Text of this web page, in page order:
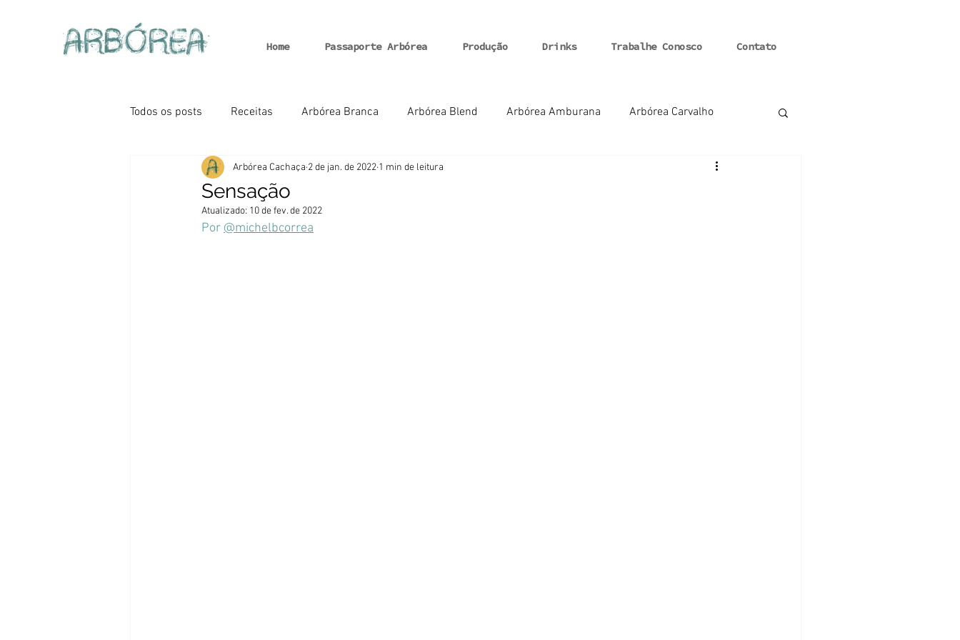
Home Passaporte Arbórea Produção Drinks Trabalhe Conosco Contato
Todos os posts Receitas Arbórea Branca Arbórea Blend Arbórea Amburana Arbórea Carvalho
Sensação
Arbórea Cachaça 2 de jan. de 2022 1 min de leitura
Atualizado: 10 de fev. de 2022
Por @michelbcorrea